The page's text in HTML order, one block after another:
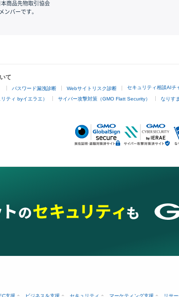
本商品先物取引協会
ンバーです。
て
パスワード漏洩診断 Webサイトリスク診断 セキュリティ相談AIチ
ティ byイエラエ） サイバー攻撃対策（GMO Flatt Security） なりす
支援 ビジネスを支援 セキュリティ マーケティング支援 リサ